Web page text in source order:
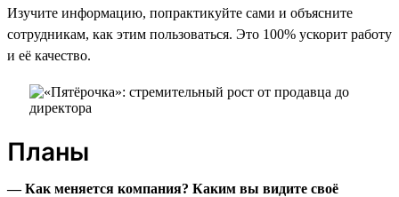
Изучите информацию, попрактикуйте сами и объясните
сотрудникам, как этим пользоваться. Это 100% ускорит работу
и её качество.
Планы
— Как меняется компания? Каким вы видите своё